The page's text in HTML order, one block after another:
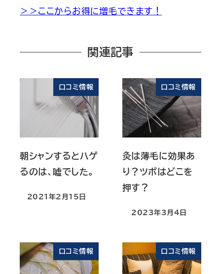
＞＞ここからお得に増毛できます！
関連記事
口コミ情報
朝シャンするとハゲ
るのは、嘘でした。
2021年2月15日
口コミ情報
灸は薄毛に効果あ
り？ツボはどこを
押す？
2023年3月4日
口コミ情報 口コミ情報